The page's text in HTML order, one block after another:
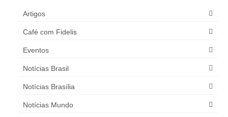
Artigos
Café com Fidelis
Eventos
Notícias Brasil
Notícias Brasília
Notícias Mundo